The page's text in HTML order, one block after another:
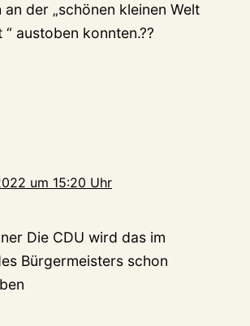
der „schönen kleinen Welt
austoben konnten.??
um 15:20 Uhr
Die CDU wird das im
Bürgermeisters schon